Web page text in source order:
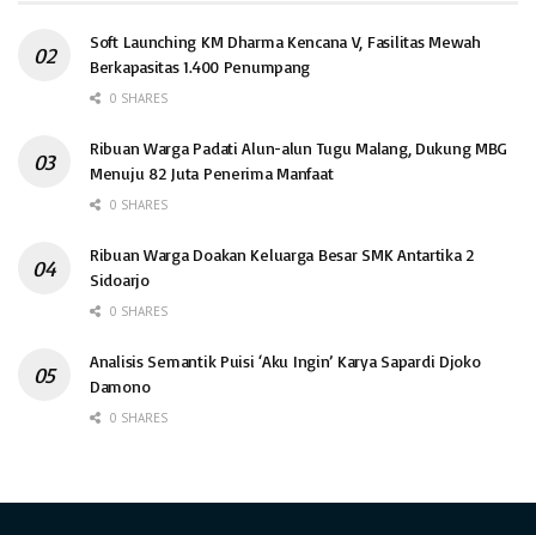
Soft Launching KM Dharma Kencana V, Fasilitas Mewah
Berkapasitas 1.400 Penumpang
0 SHARES
Ribuan Warga Padati Alun-alun Tugu Malang, Dukung MBG
Menuju 82 Juta Penerima Manfaat
0 SHARES
Ribuan Warga Doakan Keluarga Besar SMK Antartika 2
Sidoarjo
0 SHARES
Analisis Semantik Puisi ‘Aku Ingin’ Karya Sapardi Djoko
Damono
0 SHARES